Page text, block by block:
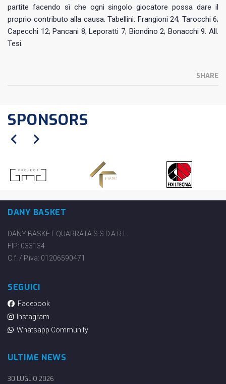
partite facendo sì che ogni singolo giocatore possa dare il
proprio contributo alla causa. Tabellini: Frangioni 24; Tarocchi 6;
Capecchi 12; Pancani 8; Leporatti 7; Biondino 2; Bonacchi 9. All.
Tesi.
SHARE
SPONSORS
DANY BASKET
DANY BASKET QUARRATA S.S.D.A.R.L.
FIP: 033134
C.f. / P.iva: 01206590471
SEGUICI
Facebook
Instagram
Whatsapp Community
ULTIME NEWS
30 LUGLIO 2026